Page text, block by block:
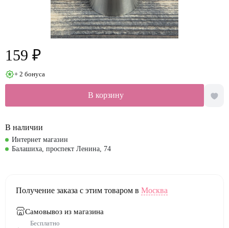
159 ₽
+ 2 бонуса
В корзину
В наличии
Интернет магазин
Балашиха, проспект Ленина, 74
Получение заказа с этим товаром в Москва
Самовывоз из магазина
Бесплатно